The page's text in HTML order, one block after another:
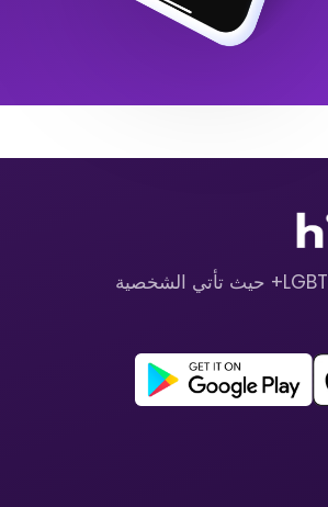
تطبيق المواعدة LGBTQ+ حيث تأتي الشخصية